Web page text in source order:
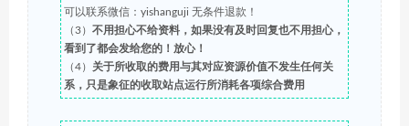
可以联系微信：yishanguji 无条件退款！
（3） 不用担心不给资料，如果没有及时回复也不用担心，
看到了都会发给您的！放心！
（4） 关于所收取的费用与其对应资源价值不发生任何关
系，只是象征的收取站点运行所消耗各项综合费用